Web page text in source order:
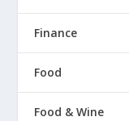
Finance
Food
Food & Wine